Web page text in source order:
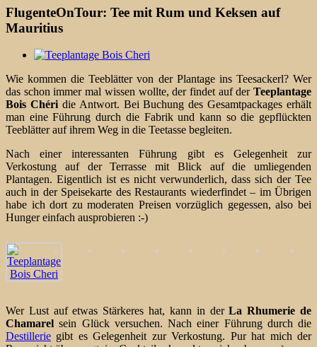
FlugenteOnTour: Tee mit Rum und Keksen auf
Mauritius
Zeige
Bild
Wie kommen die Teeblätter von der Plantage ins Teesackerl? Wer
das schon immer mal wissen wollte, der findet auf der Teeplantage
Bois Chéridie Antwort. Bei Buchung des Gesamtpackages erhält
man eine Führung durch die Fabrik und kann so die gepflückten
Teeblätter auf ihrem Weg in die Teetasse begleiten.
Nach einer interessanten Führung gibt es Gelegenheit zur
Verkostung auf der Terrasse mit Blick auf die umliegenden
Plantagen. Eigentlich ist es nicht verwunderlich, dass sich der Tee
auch in der Speisekarte des Restaurants wiederfindet – im Übrigen
habe ich dort zu moderaten Preisen vorzüglich gegessen, also bei
Hunger einfach ausprobieren :-)
Wer Lust auf etwas Stärkeres hat, kann in derLa Rhumerie de
Chamarel sein Glück versuchen. Nach einer Führung durch die
Destillerie gibt es Gelegenheit zur Verkostung. Pur hat mich der